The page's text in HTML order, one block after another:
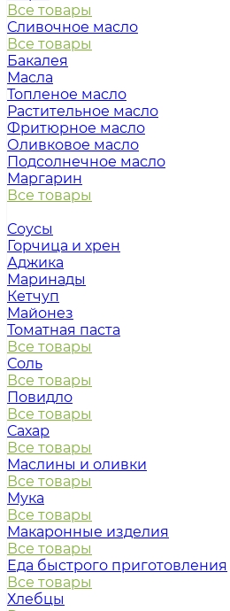
Все товары
Сливочное масло
Все товары
Бакалея
Масла
Топленое масло
Растительное масло
Фритюрное масло
Оливковое масло
Подсолнечное масло
Маргарин
Все товары
Соусы
Горчица и хрен
Аджика
Маринады
Кетчуп
Майонез
Томатная паста
Все товары
Соль
Все товары
Повидло
Все товары
Сахар
Все товары
Маслины и оливки
Все товары
Мука
Все товары
Макаронные изделия
Все товары
Еда быстрого приготовления
Все товары
Хлебцы